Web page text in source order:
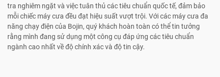
tra nghiêm ngặt và việc tuân thủ các tiêu chuẩn quốc tế, đảm bảo
mỗi chiếc máy cưa đều đạt hiệu suất vượt trội. Với các máy cưa đa
năng chạy điện của Bojin, quý khách hoàn toàn có thể tin tưởng
rằng mình đang sử dụng một công cụ đáp ứng các tiêu chuẩn
ngành cao nhất về độ chính xác và độ tin cậy.